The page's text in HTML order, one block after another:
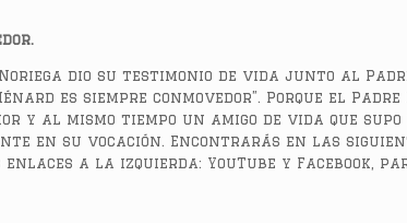
dio su testimonio de vida junto al
es siempre conmovedor”. Porque el
y al mismo tiempo un amigo de vida que
en su vocación. Encontrarás en las
a la izquierda: YouTube y Facebook,